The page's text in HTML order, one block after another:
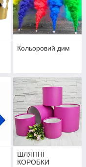
Кольоровий дим
ШЛЯПНІ
КОРОБКИ